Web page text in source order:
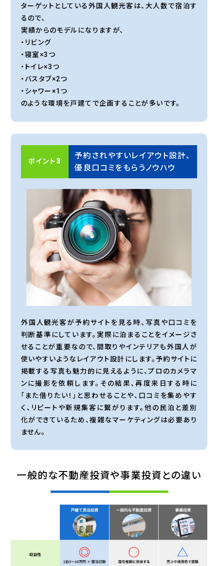
ターゲットとしている外国人観光客は、大人数で宿泊す
るので、
実績からのモデルになりますが、
・リビング
・寝室×3つ
・トイレ×3つ
・バスタブ×2つ
・シャワー×1つ
のような環境を戸建てで企画することが多いです。
ポイント3
予約されやすいレイアウト設計、
優良口コミをもらうノウハウ
外国人観光客が予約サイトを見る時、写真や口コミを
判断基準にしています。実際に泊まることをイメージさ
せることが重要なので、間取りやインテリアも外国人が
使いやすいようなレイアウト設計にします。予約サイトに
掲載する写真も魅力的に見えるように、プロのカメラマ
ンに撮影を依頼します。その結果、再度来日する時に
「また借りたい！」と思わせることや、口コミを集めやす
く、リピートや新規集客に繋がります。他の民泊と差別
化ができているため、複雑なマーケティングは必要あり
ません。
一般的な不動産投資や事業投資との違い